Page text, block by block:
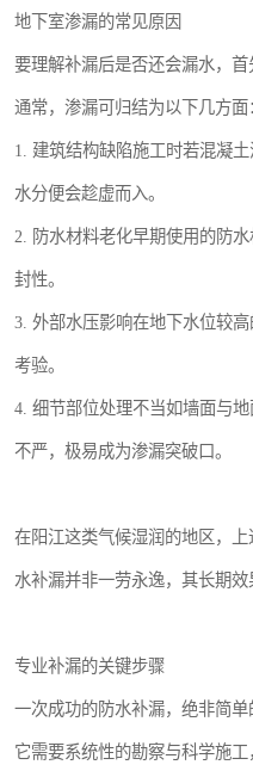
地下室渗漏的常见原因
要理解补漏后是否还会漏水，首
通常，渗漏可归结为以下几方面
1. 建筑结构缺陷施工时若混凝
水分便会趁虚而入。
2. 防水材料老化早期使用的防
封性。
3. 外部水压影响在地下水位较
考验。
4. 细节部位处理不当如墙面与
不严，极易成为渗漏突破口。
在阳江这类气候湿润的地区，
水补漏并非一劳永逸，其长期效
专业补漏的关键步骤
一次成功的防水补漏，绝非简单
它需要系统性的勘察与科学施工